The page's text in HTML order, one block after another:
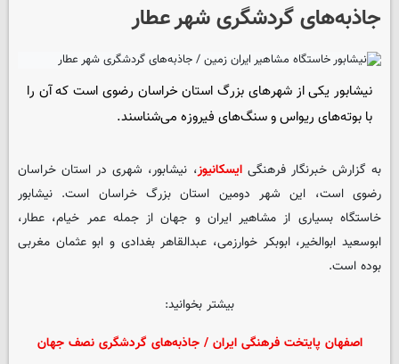
جاذبه‌های گردشگری شهر عطار
نیشابور یکی از شهرهای بزرگ استان خراسان رضوی است که آن را
با بوته‌های ریواس و سنگ‌های فیروزه می‌شناسند.
به گزارش خبرنگار فرهنگیایسکانیوز، نیشابور، شهری در استان خراسان
رضوی است، این شهر دومین استان بزرگ خراسان است. نیشابور
خاستگاه بسیاری از مشاهیر ایران و جهان از جمله عمر خیام، عطار،
ابوسعید ابوالخیر، ابوبکر خوارزمی، عبدالقاهر بغدادی و ابو عثمان مغربی
بوده است.
بیشتر بخوانید:
اصفهان پایتخت فرهنگی ایران / جاذبه‌های گردشگری نصف جهان